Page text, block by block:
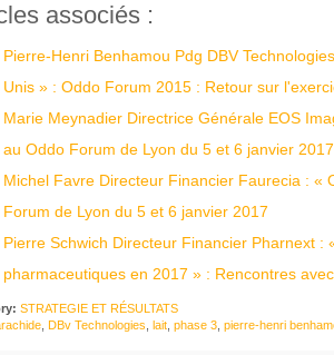
associés :
Pierre-Henri Benhamou Pdg DBV
Unis » : Oddo Forum 2015 : Retour sur
Marie Meynadier Directrice Générale EOS
au Oddo Forum de Lyon du 5 et 6 janvier 2017
Michel Favre Directeur Financier Faurecia : «
Forum de Lyon du 5 et 6 janvier 2017
Pierre Schwich Directeur Financier Pharnext
pharmaceutiques en 2017 » : Rencontres
STRATEGIE ET RÉSULTATS
DBv Technologies lait phase 3 pierre-henri